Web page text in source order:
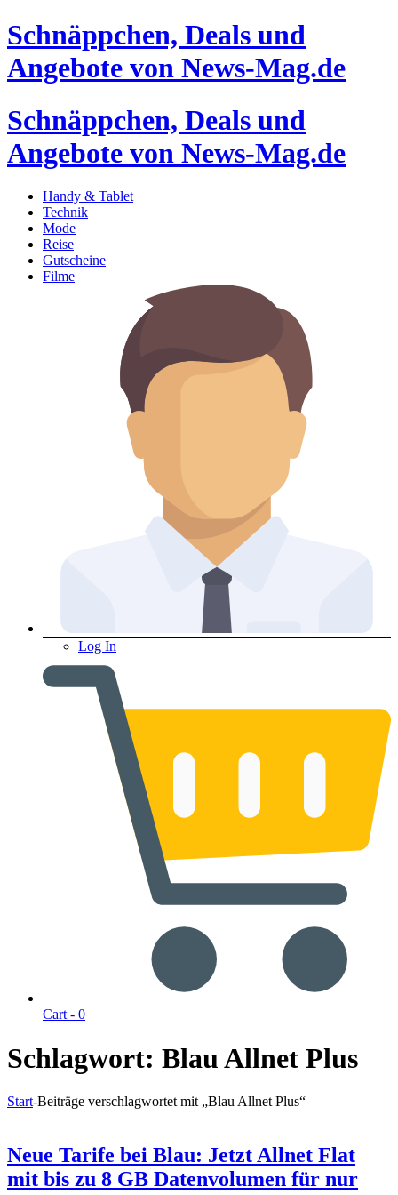
Schnäppchen, Deals und
Angebote von News-Mag.de
Schnäppchen, Deals und
Angebote von News-Mag.de
Handy & Tablet
Technik
Mode
Reise
Gutscheine
Filme
Log In
Cart - 0
Schlagwort: Blau Allnet Plus
Start-Beiträge verschlagwortet mit „Blau Allnet Plus“
Neue Tarife bei Blau: Jetzt Allnet Flat
mit bis zu 8 GB Datenvolumen für nur